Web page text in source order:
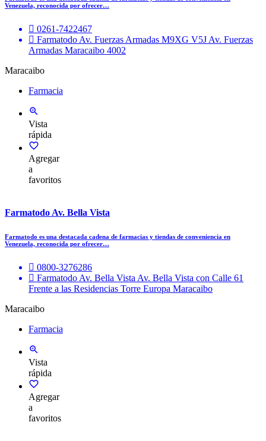
Venezuela, reconocida por ofrecer…
0261-7422467
Farmatodo Av. Fuerzas Armadas M9XG V5J Av. Fuerzas
Armadas Maracaibo 4002
Maracaibo
Farmacia
Vista
rápida
Agregar
a
favoritos
Farmatodo Av. Bella Vista
Farmatodo es una destacada cadena de farmacias y tiendas de conveniencia en
Venezuela, reconocida por ofrecer…
0800-3276286
Farmatodo Av. Bella Vista Av. Bella Vista con Calle 61
Frente a las Residencias Torre Europa Maracaibo
Maracaibo
Farmacia
Vista
rápida
Agregar
a
favoritos